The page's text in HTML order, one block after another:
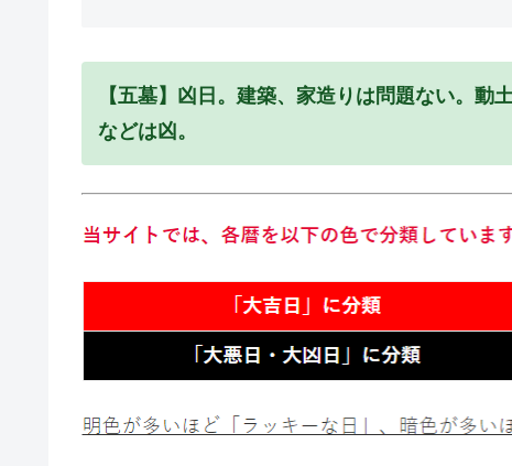
【五墓】凶日。建築、家造りは問題ない。
などは凶。